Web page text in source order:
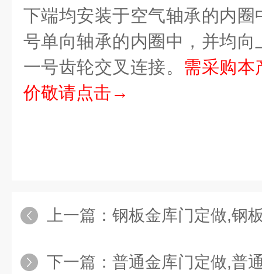
下端均安装于空气轴承的内
号单向轴承的内圈中，并均
一号齿轮交叉连接。 需采购本
价敬请点击→
上一篇： 钢板金库门定做,钢
下一篇： 普通金库门定做,普